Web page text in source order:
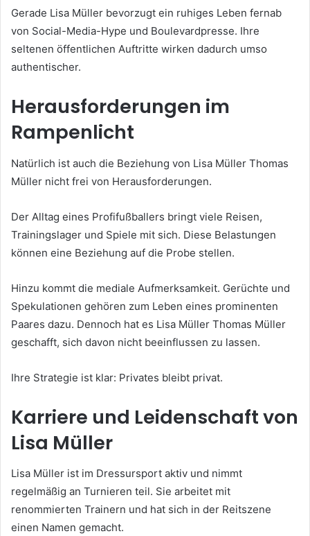
Gerade Lisa Müller bevorzugt ein ruhiges Leben fernab
von Social-Media-Hype und Boulevardpresse. Ihre
seltenen öffentlichen Auftritte wirken dadurch umso
authentischer.
Herausforderungen im
Rampenlicht
Natürlich ist auch die Beziehung von Lisa Müller Thomas
Müller nicht frei von Herausforderungen.
Der Alltag eines Profifußballers bringt viele Reisen,
Trainingslager und Spiele mit sich. Diese Belastungen
können eine Beziehung auf die Probe stellen.
Hinzu kommt die mediale Aufmerksamkeit. Gerüchte und
Spekulationen gehören zum Leben eines prominenten
Paares dazu. Dennoch hat es Lisa Müller Thomas Müller
geschafft, sich davon nicht beeinflussen zu lassen.
Ihre Strategie ist klar: Privates bleibt privat.
Karriere und Leidenschaft von
Lisa Müller
Lisa Müller ist im Dressursport aktiv und nimmt
regelmäßig an Turnieren teil. Sie arbeitet mit
renommierten Trainern und hat sich in der Reitszene
einen Namen gemacht.